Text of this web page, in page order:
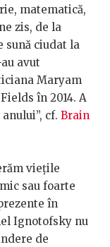
matematică,
zis, de la
sună ciudat la
avut
Maryam
în 2014. A
cf. Brain
viețile
sau foarte
în
Ignotofsky nu
de